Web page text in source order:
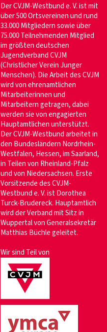
Der CVJM-Westbund e. V. ist mit
über 500 Ortsvereinen und rund
33.000 Mitgliedern sowie über
75.000 Teilnehmenden Mitglied
im größten deutschen
Jugendverband CVJM
(Christlicher Verein Junger
Menschen). Die Arbeit des CVJM
wird von ehrenamtlichen
Mitarbeiterinnen und
Mitarbeitern getragen, dabei
werden sie von engagierten
Hauptamtlichen unterstützt.
Der CVJM-Westbund arbeitet in
den Bundesländern Nordrhein-
Westfalen, Hessen, im Saarland,
in Teilen von Rheinland-Pfalz
und von Niedersachsen. Erste
Vorsitzende des CVJM-
Westbund e. V. ist Dorothea
Turck-Brudereck. Hauptamtlich
wird der Verband mit Sitz in
Wuppertal von Generalsekretär
Matthias Büchle geleitet.
Wir sind Teil von